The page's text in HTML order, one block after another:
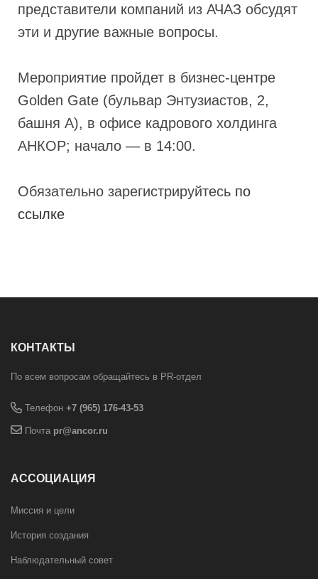
представители компаний из АЧАЗ обсудят
эти и другие важные вопросы.
Мероприятие пройдет в бизнес-центре
Golden Gate (бульвар Энтузиастов, 2,
башня А), в офисе кадрового холдинга
АНКОР; начало — в 14:00.
Обязательно зарегистрируйтесь по
ссылке
КОНТАКТЫ
По всем вопросам обращайтесь в PR-отдел
Телефон +7 (965) 176-43-53
Почта pr@ancor.ru
АССОЦИАЦИЯ
Миссия и цели
История создания
Наблюдательный совет